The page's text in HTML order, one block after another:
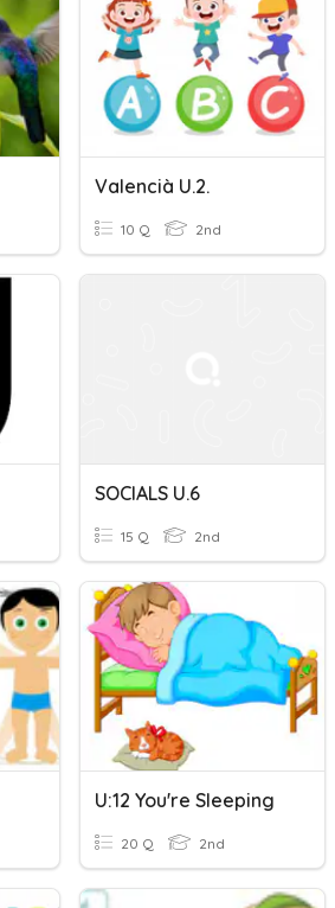
Valencià U.2.
10 Q 2nd
SOCIALS U.6
15 Q 2nd
U:12 You're Sleeping
20 Q 2nd